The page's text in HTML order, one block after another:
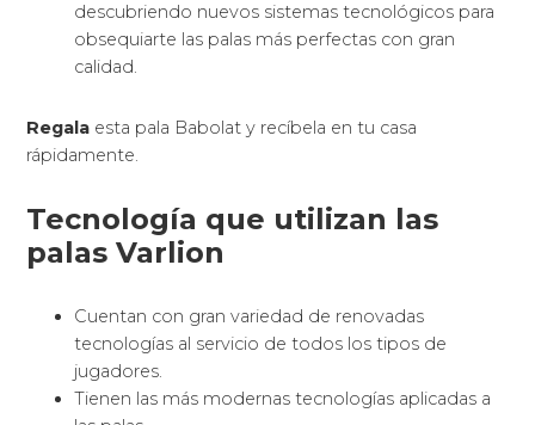
descubriendo nuevos sistemas tecnológicos para
obsequiarte las palas más perfectas con gran
calidad.
Regala esta pala Babolat y recíbela en tu casa
rápidamente.
Tecnología que utilizan las
palas Varlion
Cuentan con gran variedad de renovadas
tecnologías al servicio de todos los tipos de
jugadores.
Tienen las más modernas tecnologías aplicadas a